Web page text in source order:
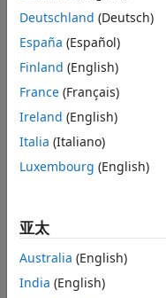
全部展开
behavior
action—
示例
全部展开
Deutschland (Deutsch)
España (Español)
Finland (English)
France (Français)
Ireland (English)
Italia (Italiano)
Luxembourg (English)
亚太
Australia (English)
India (English)